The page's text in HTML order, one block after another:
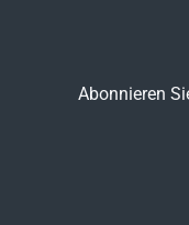
Abonnieren